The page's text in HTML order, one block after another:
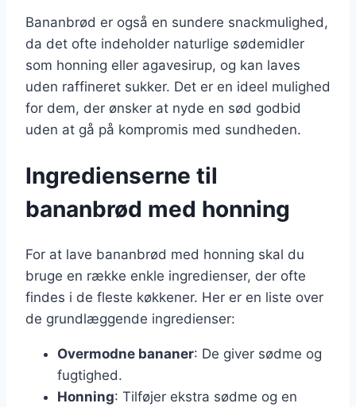
Bananbrød er også en sundere snackmulighed,
da det ofte indeholder naturlige sødemidler
som honning eller agavesirup, og kan laves
uden raffineret sukker. Det er en ideel mulighed
for dem, der ønsker at nyde en sød godbid
uden at gå på kompromis med sundheden.
Ingredienserne til
bananbrød med honning
For at lave bananbrød med honning skal du
bruge en række enkle ingredienser, der ofte
findes i de fleste køkkener. Her er en liste over
de grundlæggende ingredienser:
Overmodne bananer: De giver sødme og
fugtighed.
Honning: Tilføjer ekstra sødme og en